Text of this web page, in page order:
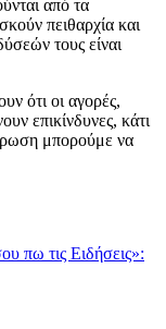
από τα
πειθαρχία και
τους είναι
ότι οι αγορές,
επικίνδυνες, κάτι
μπορούμε να
πω τις Ειδήσεις»: